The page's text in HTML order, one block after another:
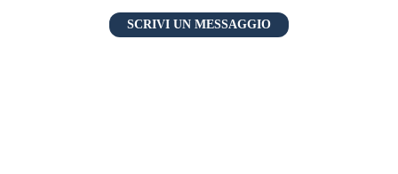
SCRIVI UN MESSAGGIO